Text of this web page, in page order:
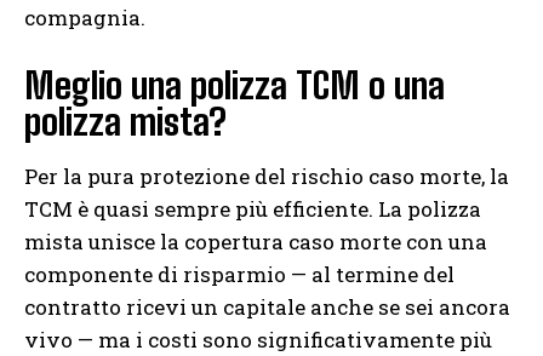
compagnia.
Meglio una polizza TCM o una
polizza mista?
Per la pura protezione del rischio caso morte, la
TCM è quasi sempre più efficiente. La polizza
mista unisce la copertura caso morte con una
componente di risparmio — al termine del
contratto ricevi un capitale anche se sei ancora
vivo — ma i costi sono significativamente più